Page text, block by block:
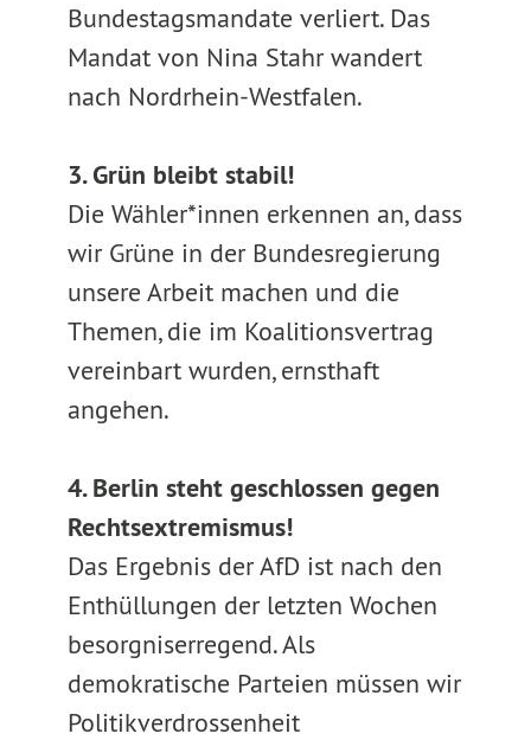
Bundestagsmandate verliert. Das
Mandat von Nina Stahr wandert
nach Nordrhein-Westfalen.
3. Grün bleibt stabil!
Die Wähler*innen erkennen an, dass
wir Grüne in der Bundesregierung
unsere Arbeit machen und die
Themen, die im Koalitionsvertrag
vereinbart wurden, ernsthaft
angehen.
4. Berlin steht geschlossen gegen
Rechtsextremismus!
Das Ergebnis der AfD ist nach den
Enthüllungen der letzten Wochen
besorgniserregend. Als
demokratische Parteien müssen wir
Politikverdrossenheit